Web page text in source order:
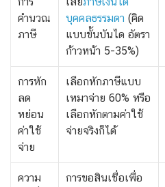
คำนวณ
ภาษี
บุคคลธรรมดา (คิด
แบบขั้นบันได อัตรา
ก้าวหน้า 5-35%)
การหัก
ลด
หย่อน
ค่าใช้
จ่าย
เลือกหักภาษีแบบ
เหมาจ่าย 60% หรือ
เลือกหักตามค่าใช้
จ่ายจริงก็ได้
ความ
การขอสินเชื่อเพื่อ